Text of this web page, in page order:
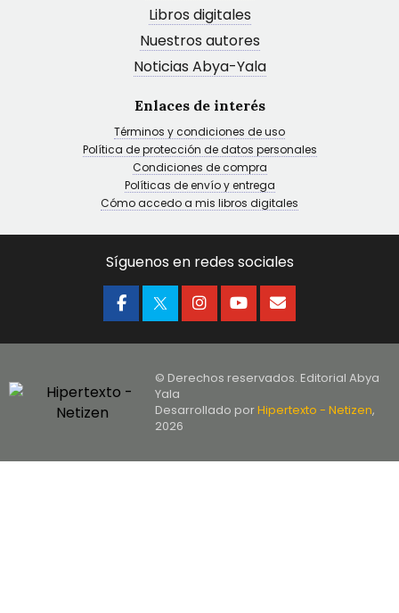
Libros digitales
Nuestros autores
Noticias Abya-Yala
Enlaces de interés
Términos y condiciones de uso
Política de protección de datos personales
Condiciones de compra
Políticas de envío y entrega
Cómo accedo a mis libros digitales
Síguenos en redes sociales
© Derechos reservados. Editorial Abya
Yala
Desarrollado porHipertexto - Netizen,
2026